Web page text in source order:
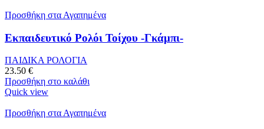
Προσθήκη στα Αγαπημένα
Εκπαιδευτικό Ρολόι Τοίχου -Γκάμπι-
ΠΑΙΔΙΚΑ ΡΟΛΟΓΙΑ
23.50 €
Προσθήκη στο καλάθι
Quick view
Προσθήκη στα Αγαπημένα